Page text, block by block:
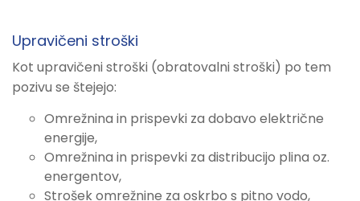
Upravičeni stroški
Kot upravičeni stroški (obratovalni stroški) po tem
pozivu se štejejo:
Omrežnina in prispevki za dobavo električne
energije,
Omrežnina in prispevki za distribucijo plina oz.
energentov,
Strošek omrežnine za oskrbo s pitno vodo,